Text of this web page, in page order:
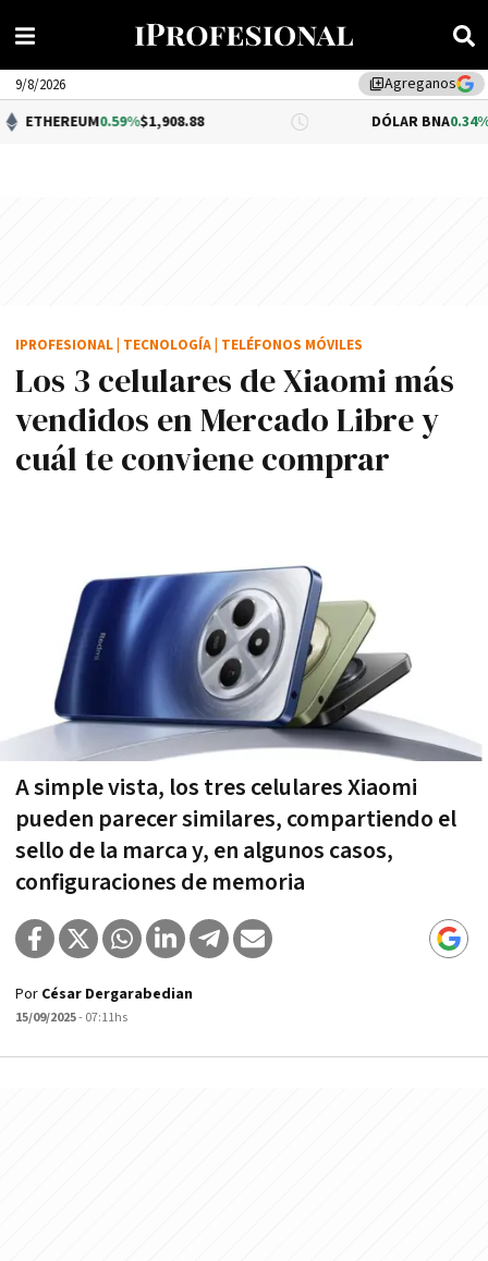
library_addAgreganos
9/8/2026
0.59%$1,908.88 DÓLAR BNA0.34% $1,520.00
Los 3 celulares de Xiaomi más
vendidos en Mercado Libre y
cuál te conviene comprar
A simple vista, los tres celulares Xiaomi
pueden parecer similares, compartiendo el
sello de la marca y, en algunos casos,
configuraciones de memoria
IPROFESIONAL TECNOLOGÍA TELÉFONOS MÓVILES
Por César Dergarabedian
15/09/2025- 07:11hs